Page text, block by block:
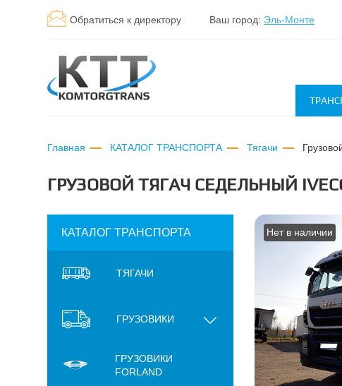
Обратиться к директору Ваш город: Эль-Монте
Главная КАТАЛОГ ТРАНСПОРТА Тягачи
ГРУЗОВОЙ ТЯГАЧ СЕДЕЛЬНЫЙ
КАТАЛОГ ТРАНСПОРТА
ТЯГАЧИ
ГРУЗОВИКИ
ГРУЗОВИКИ
FORLAND
Нет в наличии